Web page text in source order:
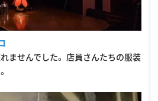
ませんでした。 店員さんたちの服装